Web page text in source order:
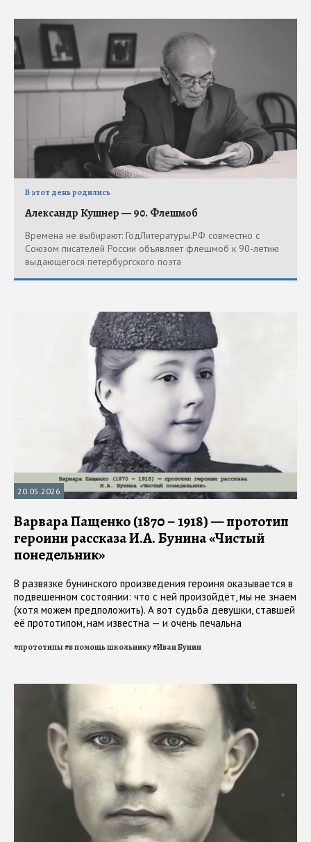
В этот день родились
Александр Кушнер — 90. Флешмоб
Времена не выбирают: ГодЛитературы.РФ совместно с
Союзом писателей России объявляет флешмоб к 90-летию
выдающегося петербургского поэта
20.05.2026
Варвара Пащенко (1870 – 1918) — прототип
героини рассказа И.А. Бунина «Чистый
понедельник»
В развязке бунинского произведения героиня оказывается в
подвешенном состоянии: что с ней произойдёт, мы не знаем
(хотя можем предположить). А вот судьба девушки, ставшей
её прототипом, нам известна — и очень печальна
#прототипы#в помощь школьнику#Иван Бунин